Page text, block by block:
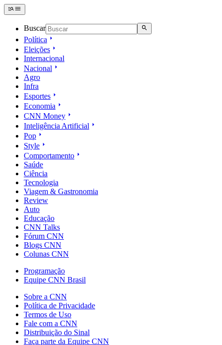
Buscar
Política
Eleições
Internacional
Nacional
Agro
Infra
Esportes
Economia
CNN Money
Inteligência Artificial
Pop
Style
Comportamento
Saúde
Ciência
Tecnologia
Viagem & Gastronomia
Review
Auto
Educação
CNN Talks
Fórum CNN
Blogs CNN
Colunas CNN
Programação
Equipe CNN Brasil
Sobre a CNN
Política de Privacidade
Termos de Uso
Fale com a CNN
Distribuição do Sinal
Faça parte da Equipe CNN